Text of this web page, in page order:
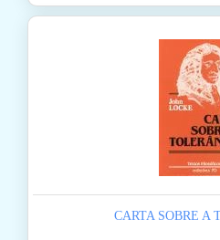
CARTA SOBRE A